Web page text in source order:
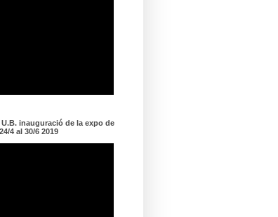
U.B. inauguració de la expo de
4 al 30/6 2019